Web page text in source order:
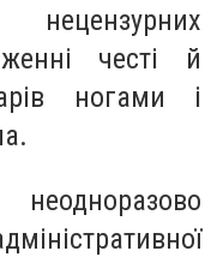
честі й
ногами і